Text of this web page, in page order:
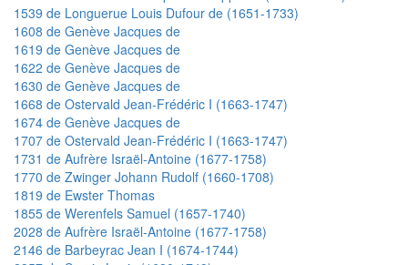
1539 de Longuerue Louis Dufour de (1651-1733)
1608 de Genève Jacques de
1619 de Genève Jacques de
1622 de Genève Jacques de
1630 de Genève Jacques de
1668 de Ostervald Jean-Frédéric I (1663-1747)
1674 de Genève Jacques de
1707 de Ostervald Jean-Frédéric I (1663-1747)
1731 de Aufrère Israël-Antoine (1677-1758)
1770 de Zwinger Johann Rudolf (1660-1708)
1819 de Ewster Thomas
1855 de Werenfels Samuel (1657-1740)
2028 de Aufrère Israël-Antoine (1677-1758)
2146 de Barbeyrac Jean I (1674-1744)